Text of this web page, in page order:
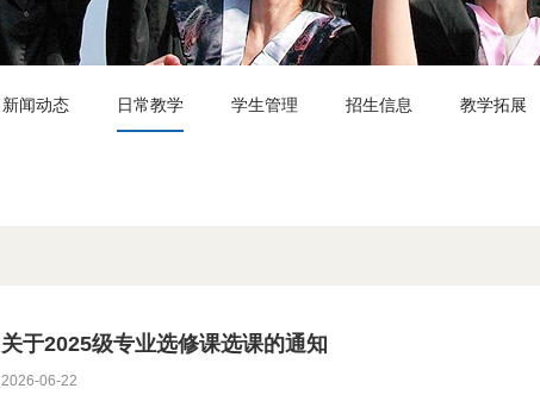
新闻动态 日常教学 学生管理 招生信息 教学拓展
关于2025级专业选修课选课的通知
2026-06-22